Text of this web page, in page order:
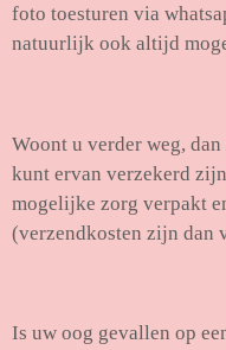
foto toesturen via
natuurlijk ook altijd
Woont u verder weg,
kunt ervan verzekerd
mogelijke zorg verpakt
(verzendkosten zijn dan
Is uw oog gevallen op